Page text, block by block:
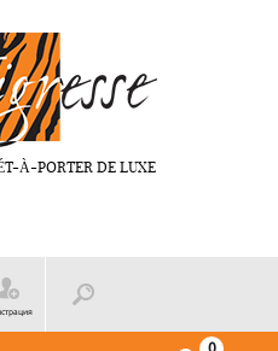
À-PORTER DE LUXE